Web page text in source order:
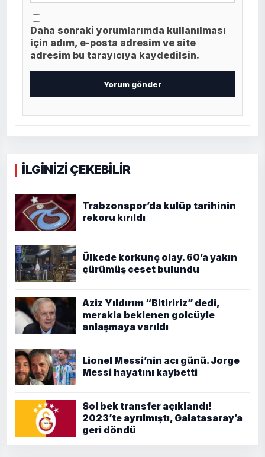
Daha sonraki yorumlarımda kullanılması
için adım, e-posta adresim ve site
adresim bu tarayıcıya kaydedilsin.
İLGİNİZİ ÇEKEBİLİR
Trabzonspor’da kulüp tarihinin
rekoru kırıldı
Ülkede korkunç olay. 60’a yakın
çürümüş ceset bulundu
Aziz Yıldırım “Bitiririz” dedi,
merakla beklenen golcüyle
anlaşmaya varıldı
Lionel Messi’nin acı günü. Jorge
Messi hayatını kaybetti
Sol bek transfer açıklandı!
2023’te ayrılmıştı, Galatasaray’a
geri döndü